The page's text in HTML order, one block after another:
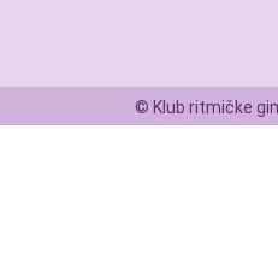
© Klub ritmičke